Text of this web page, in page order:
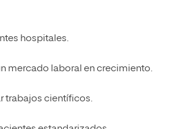
hospitales.
mercado laboral en crecimiento.
trabajos científicos.